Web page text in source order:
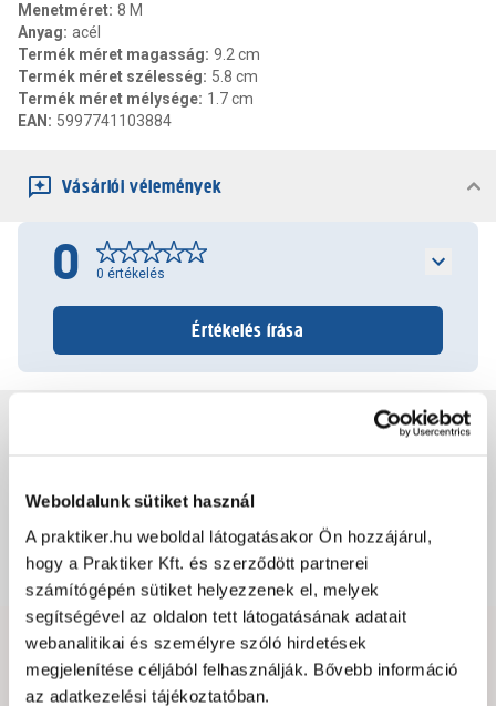
Weboldalunk sütiket használ
A praktiker.hu weboldal látogatásakor Ön hozzájárul,
hogy a Praktiker Kft. és szerződött partnerei
számítógépén sütiket helyezzenek el, melyek
segítségével az oldalon tett látogatásának adatait
webanalitikai és személyre szóló hirdetések
megjelenítése céljából felhasználják. Bővebb információ
az adatkezelési tájékoztatóban.
Menetméret: 8 M
Anyag: acél
Termék méret magasság: 9.2 cm
Termék méret szélesség: 5.8 cm
Termék méret mélysége: 1.7 cm
EAN : 5997741103884
Vásárlói vélemények
0 0 értékelés
Értékelés írása
Csomagolási és súly információk
Dokumentumok, felelős személy
Hibát találtál az oldalon vagy a termék leírásában?
Kérjük jelezd nekünk!